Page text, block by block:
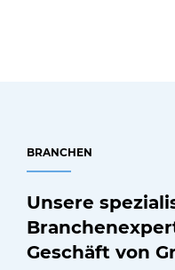
BRANCHEN
Unsere
Geschäft von